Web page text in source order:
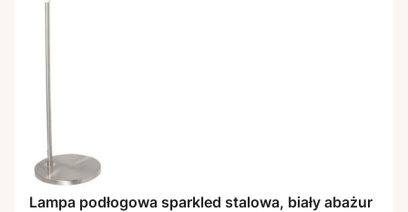
Lampa podłogowa sparkled stalowa, biały abażur